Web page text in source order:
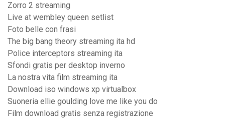
Zorro 2 streaming
Live at wembley queen setlist
Foto belle con frasi
The big bang theory streaming ita hd
Police interceptors streaming ita
Sfondi gratis per desktop inverno
La nostra vita film streaming ita
Download iso windows xp virtualbox
Suoneria ellie goulding love me like you do
Film download gratis senza registrazione